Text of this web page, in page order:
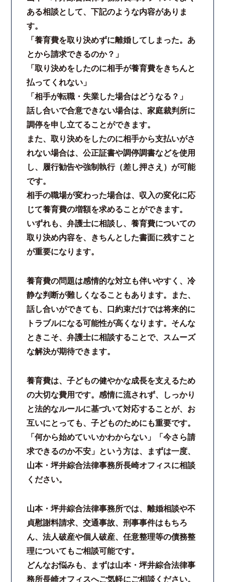
ある相談として、下記のような内容がありま
す。
「養育費を取り決めずに離婚してしまった。あ
とから請求できるのか？」
「取り決めをしたのに相手が養育費をきちんと
払ってくれない」
「相手が転職・失業した場合はどうなる？」
話し合いで合意できない場合は、家庭裁判所に
調停を申し立てることができます。
また、取り決めをしたのに相手から支払いがさ
れない場合は、公正証書や調停調書などを使用
し、履行勧告や強制執行（差し押さえ）が可能
です。
相手の職場が変わった場合は、収入の変化に応
じて養育費の増額を求めることができます。
いずれも、弁護士に相談し、養育費についての
取り決め内容を、きちんとした書面に残すこと
が重要になります。
養育費の問題は感情的な対立も伴いやすく、冷
静な判断が難しくなることもあります。また、
話し合いができても、口約束だけでは将来的に
トラブルになる可能性が高くなります。そんな
ときこそ、弁護士に相談することで、スムーズ
な解決が期待できます。
養育費は、子どもの健やかな成長を支えるため
の大切な費用です。感情に流されず、しっかり
と法的なルールに基づいて対応することが、お
互いにとっても、子どものためにも重要です。
「何から始めていいかわからない」「今さら請
求できるのか不安」という方は、まずは一度、
山本・坪井綜合法律事務所長崎オフィスに相談
ください。
山本・坪井綜合法律事務所では、離婚相談や不
貞慰謝料請求、交通事故、刑事事件はもちろ
ん、法人破産や個人破産、任意整理等の債務整
理についてもご相談可能です。
どんなお悩みも、まずは山本・坪井綜合法律事
務所長崎オフィスへご気軽にご相談ください。